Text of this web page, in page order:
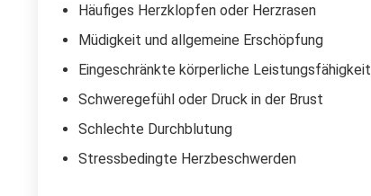
Häufiges Herzklopfen oder Herzrasen
Müdigkeit und allgemeine Erschöpfung
Eingeschränkte körperliche Leistungsfähigkeit
Schweregefühl oder Druck in der Brust
Schlechte Durchblutung
Stressbedingte Herzbeschwerden